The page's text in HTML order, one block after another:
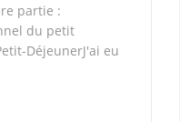
partie :
du petit
DéjeunerJ'ai eu